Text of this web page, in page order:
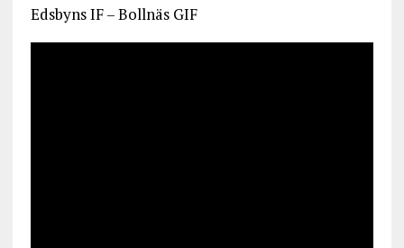
Edsbyns IF – Bollnäs GIF